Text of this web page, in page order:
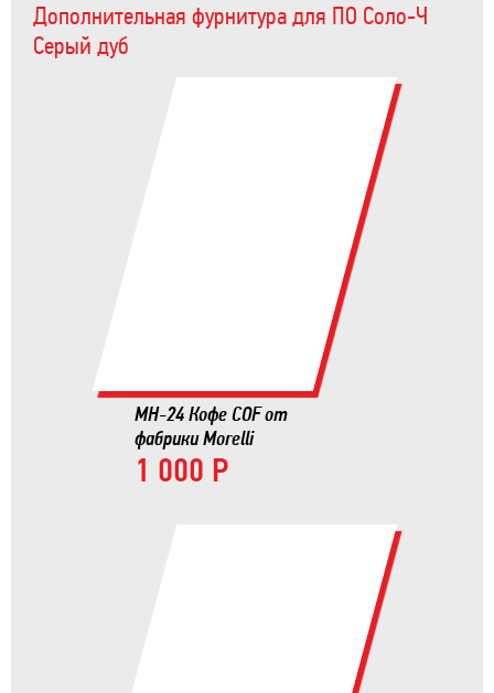
Дополнительная фурнитура для ПО Соло-Ч
Серый дуб
MH-24 Кофе COF от
фабрики Morelli
1 000 Р